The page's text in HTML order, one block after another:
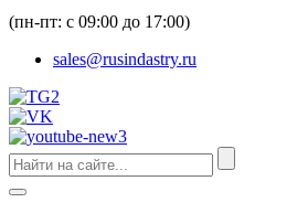
(пн-пт: с 09:00 до 17:00)
sales@rusindastry.ru